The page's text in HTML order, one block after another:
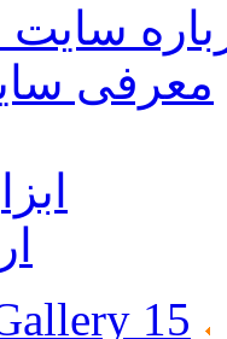
سایت
معرفی
15